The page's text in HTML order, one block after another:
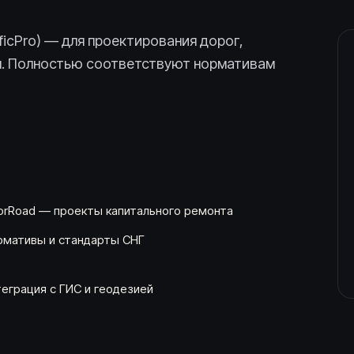
— для проектирования дорог,
Полностью соответствуют нормативам
— проекты капитального ремонта
и стандарты СНГ
с ГИС и геодезией